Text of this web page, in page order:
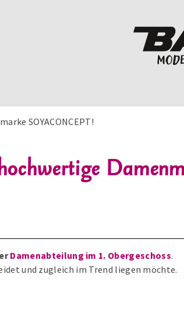
SOYACONCEPT!
Damenabteilung im 1. Obergeschoss.
und zugleich im Trend liegen möchte.